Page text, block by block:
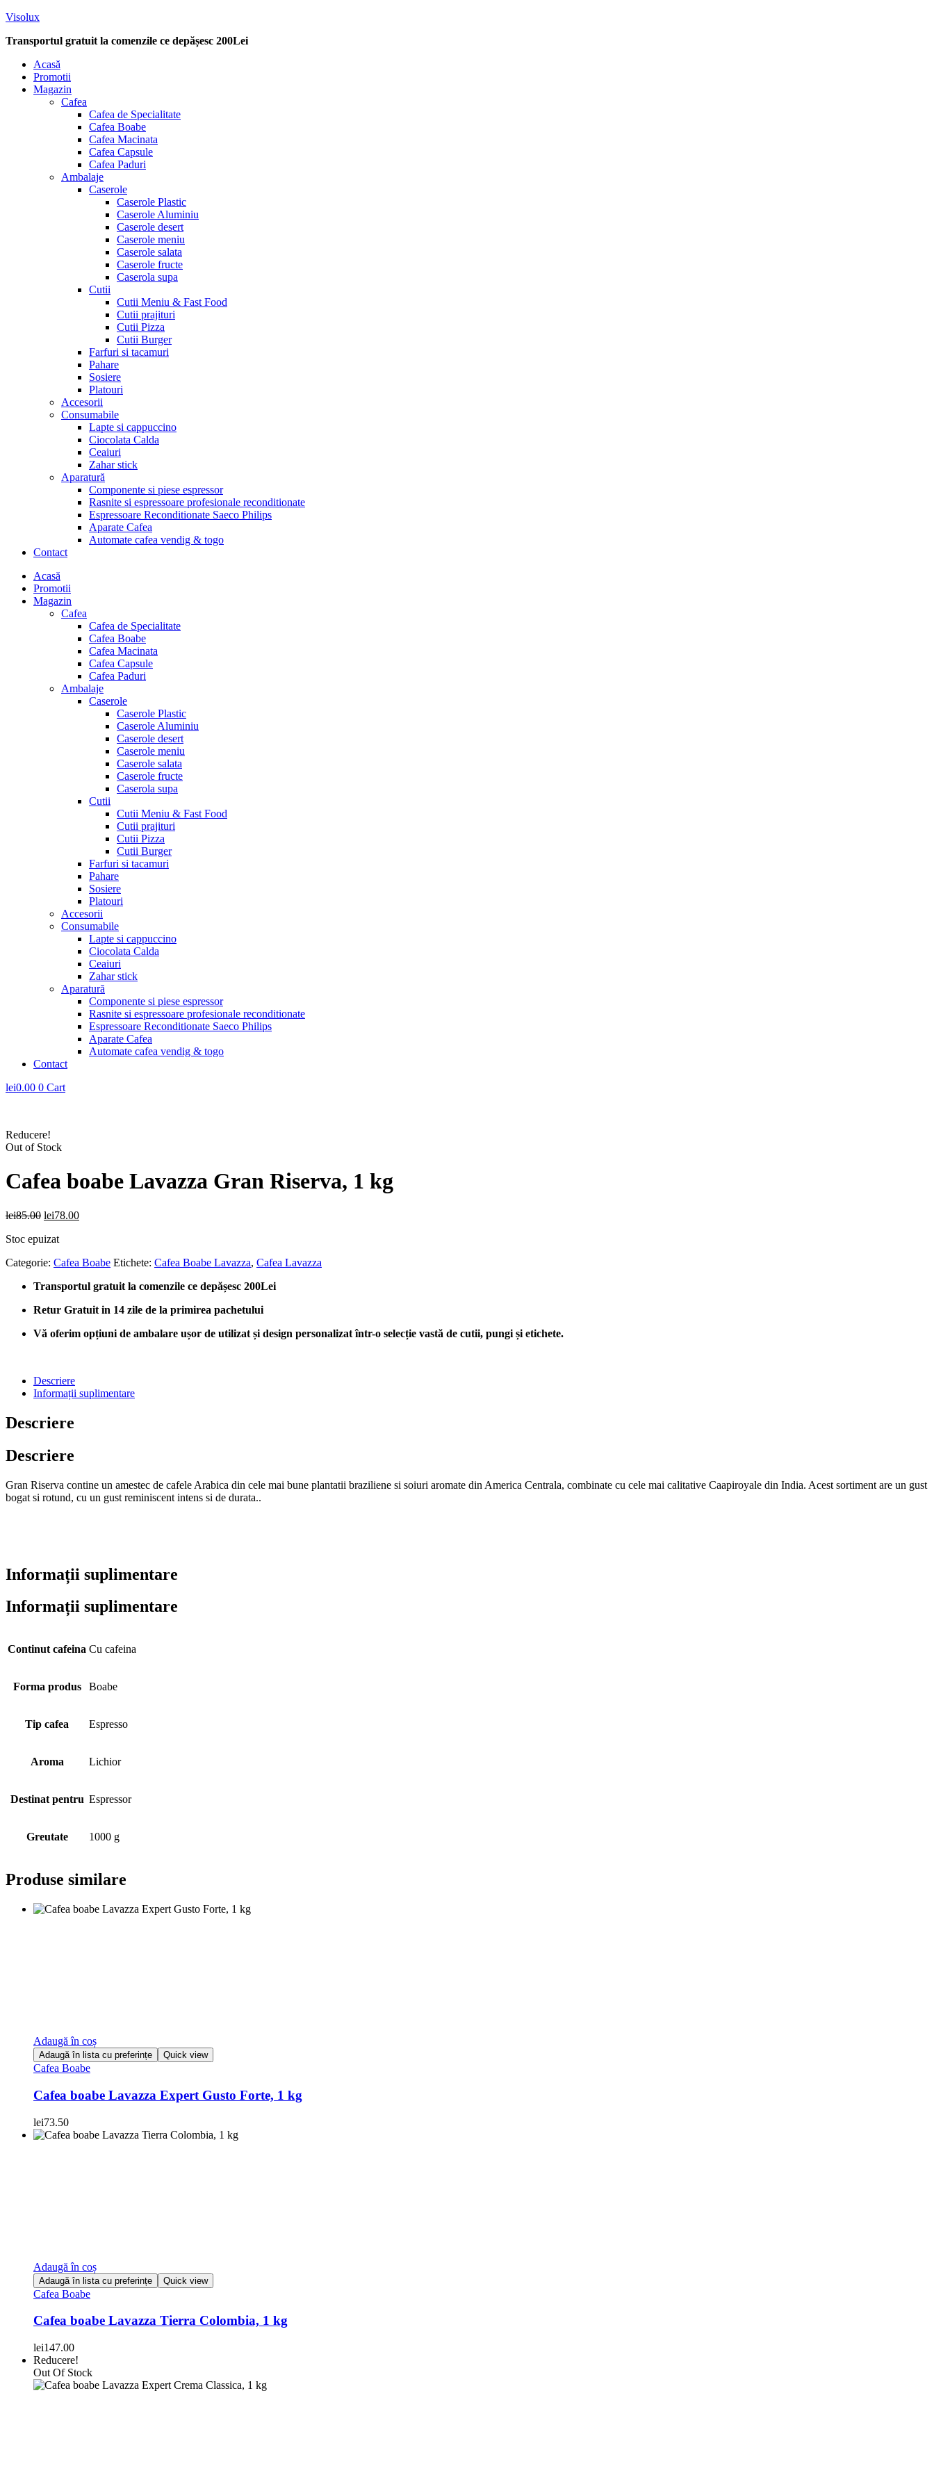
Visolux
Transportul gratuit la comenzile ce depășesc 200Lei
Menu
Acasă
Promotii
Magazin
Cafea
Cafea de Specialitate
Cafea Boabe
Cafea Macinata
Cafea Capsule
Cafea Paduri
Ambalaje
Caserole
Caserole Plastic
Caserole Aluminiu
Caserole desert
Caserole meniu
Caserole salata
Caserole fructe
Caserola supa
Cutii
Cutii Meniu & Fast Food
Cutii prajituri
Cutii Pizza
Cutii Burger
Farfuri si tacamuri
Pahare
Sosiere
Platouri
Accesorii
Consumabile
Lapte si cappuccino
Ciocolata Calda
Ceaiuri
Zahar stick
Aparatură
Componente si piese espressor
Rasnite si espressoare profesionale reconditionate
Espressoare Reconditionate Saeco Philips
Aparate Cafea
Automate cafea vendig & togo
Contact
Menu
Acasă
Promotii
Magazin
Cafea
Cafea de Specialitate
Cafea Boabe
Cafea Macinata
Cafea Capsule
Cafea Paduri
Ambalaje
Caserole
Caserole Plastic
Caserole Aluminiu
Caserole desert
Caserole meniu
Caserole salata
Caserole fructe
Caserola supa
Cutii
Cutii Meniu & Fast Food
Cutii prajituri
Cutii Pizza
Cutii Burger
Farfuri si tacamuri
Pahare
Sosiere
Platouri
Accesorii
Consumabile
Lapte si cappuccino
Ciocolata Calda
Ceaiuri
Zahar stick
Aparatură
Componente si piese espressor
Rasnite si espressoare profesionale reconditionate
Espressoare Reconditionate Saeco Philips
Aparate Cafea
Automate cafea vendig & togo
Contact
lei0.00 0 Cart
Reducere!
Out of Stock
Cafea boabe Lavazza Gran Riserva, 1 kg
lei85.00 Prețul
a
lei85.00.
lei78.00Prețul
Stoc epuizat
Categorie: Cafea Boabe Etichete: Cafea Boabe Lavazza, Cafea Lavazza
Transportul gratuit la comenzile ce depășesc 200Lei
Retur Gratuit in 14 zile de la primirea pachetului
Vă oferim opțiuni de ambalare ușor de utilizat și design personalizat într-o selecție vastă de cutii, pungi și etichete.
Descriere
Informații suplimentare
Descriere
Descriere
Gran Riserva contine un amestec de cafele Arabica din cele mai bune plantatii braziliene si soiuri aromate din America Centrala, combinate cu cele mai calitative Caapiroyale din India. Acest sortiment are un gust
bogat si rotund, cu un gust reminiscent intens si de durata..
Informații suplimentare
Informații suplimentare
Continut cafeina Cu cafeina
Forma produs Boabe
Tip cafea Espresso
Aroma Lichior
Destinat pentru Espressor
Greutate 1000 g
Produse similare
Adaugă în coș
Adaugă în lista cu preferințe Quick view
Cafea Boabe
Cafea boabe Lavazza Expert Gusto Forte, 1 kg
lei73.50
Adaugă în coș
Adaugă în lista cu preferințe Quick view
Cafea Boabe
Cafea boabe Lavazza Tierra Colombia, 1 kg
lei147.00
Reducere!
Out Of Stock